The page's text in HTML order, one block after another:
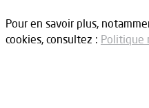
Pour en savoir plus,
cookies, consultez : Politique